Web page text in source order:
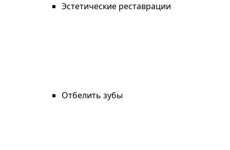
Эстетические реставрации
Отбелить зубы